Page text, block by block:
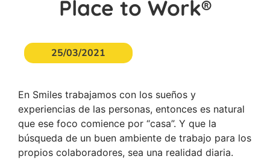
Place to Work®
25/03/2021
En Smiles trabajamos con los sueños y
experiencias de las personas, entonces es natural
que ese foco comience por “casa”. Y que la
búsqueda de un buen ambiente de trabajo para los
propios colaboradores, sea una realidad diaria.